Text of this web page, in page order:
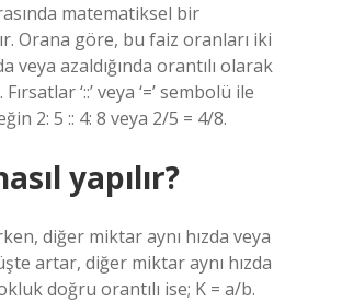
matematiksel bir
Orana göre, bu faiz oranları iki
veya azaldığında orantılı olarak
‘::’ veya ‘=’ sembolü ile
2: 5 :: 4: 8 veya 2/5 = 4/8.
yapılır?
diğer miktar aynı hızda veya
artar, diğer miktar aynı hızda
doğru orantılı ise; K = a/b.